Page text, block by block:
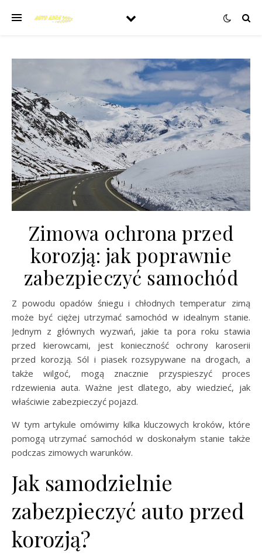
Zimowa ochrona przed
korozją: jak poprawnie
zabezpieczyć samochód
Z powodu opadów śniegu i chłodnych temperatur zimą
może być ciężej utrzymać samochód w idealnym stanie.
Jednym z głównych wyzwań, jakie ta pora roku stawia
przed kierowcami, jest konieczność ochrony karoserii
przed korozją. Sól i piasek rozsypywane na drogach, a
także wilgoć, mogą znacznie przyspieszyć proces
rdzewienia auta. Ważne jest dlatego, aby wiedzieć, jak
właściwie zabezpieczyć pojazd.
W tym artykule omówimy kilka kluczowych kroków, które
pomogą utrzymać samochód w doskonałym stanie także
podczas zimowych warunków.
Jak samodzielnie
zabezpieczyć auto przed
korozją?